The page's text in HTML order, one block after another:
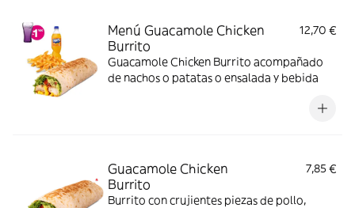
Menú Guacamole Chicken
Burrito
12,70 €
Guacamole Chicken Burrito acompañado
de nachos o patatas o ensalada y bebida
Guacamole Chicken
Burrito
7,85 €
Burrito con crujientes piezas de pollo,